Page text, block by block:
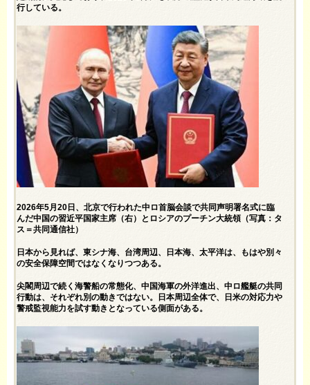
行している。
2026年5月20日、北京で行われた中ロ首脳会談で共同声明署名式に臨
んだ中国の習近平国家主席（右）とロシアのプーチン大統領（写真：タ
ス＝共同通信社）
日本から見れば、東シナ海、台湾周辺、日本海、太平洋は、もはや別々
の安全保障空間ではなくなりつつある。
尖閣周辺で続く海警船の常態化、中国海軍の外洋進出、中ロ艦艇の共同
行動は、それぞれ別の動きではない。日本周辺全体で、日米の対応力や
警戒監視能力を試す動きとなっている側面がある。